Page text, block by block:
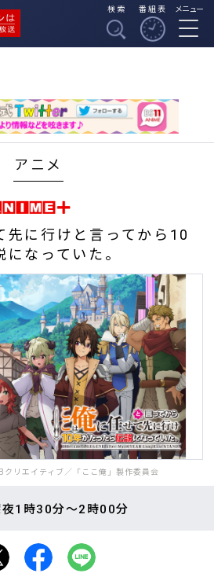
組
検索 番組表 メニュー
アニメ
先に行けと言ってから10
なっていた。
クリエイティブ／「ここ俺」製作委員会
1時30分～2時00分